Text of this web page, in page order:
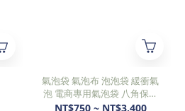
氣泡袋 氣泡布 泡泡袋 緩衝氣
泡 電商專用氣泡袋 八角保護
氣泡袋 台灣製造 KM包材職人
NT$750 ~ NT$3,400